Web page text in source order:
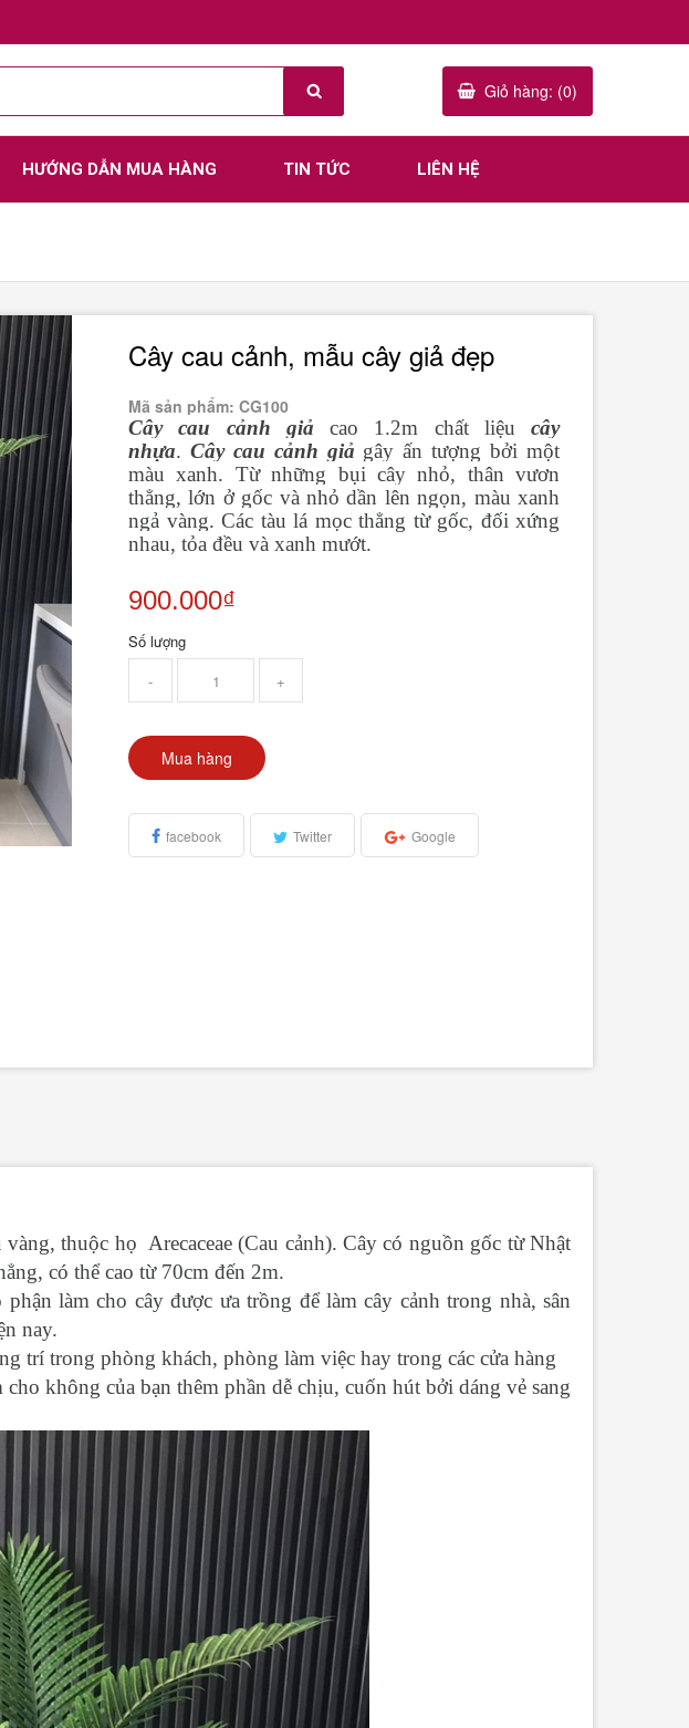
Giỏ hàng: (0)
HƯỚNG DẪN MUA HÀNG TIN TỨC LIÊN HỆ
Cây cau cảnh, mẫu cây giả đẹp
Mã sản phẩm: CG100
Cây cau cảnh giả cao 1.2m chất liệu cây
nhựa. Cây cau cảnh giả gây ấn tượng bởi một
màu xanh. Từ những bụi cây nhỏ, thân vươn
thẳng, lớn ở gốc và nhỏ dần lên ngọn, màu xanh
ngả vàng. Các tàu lá mọc thẳng từ gốc, đối xứng
nhau, tỏa đều và xanh mướt.
900.000₫
Số lượng
-
+
Mua hàng
facebook Twitter Google
vàng, thuộc họ Arecaceae (Cau cảnh). Cây có nguồn gốc từ Nhật
có thể cao từ 70cm đến 2m.
làm cho cây được ưa trồng để làm cây cảnh trong nhà, sân
nay.
trí trong phòng khách, phòng làm việc hay trong các cửa hàng
không của bạn thêm phần dễ chịu, cuốn hút bởi dáng vẻ sang